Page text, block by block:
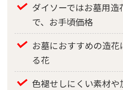
ダイソーではお墓用
で、お手頃価格
お墓におすすめの造
る花
色褪せしにくい素材や